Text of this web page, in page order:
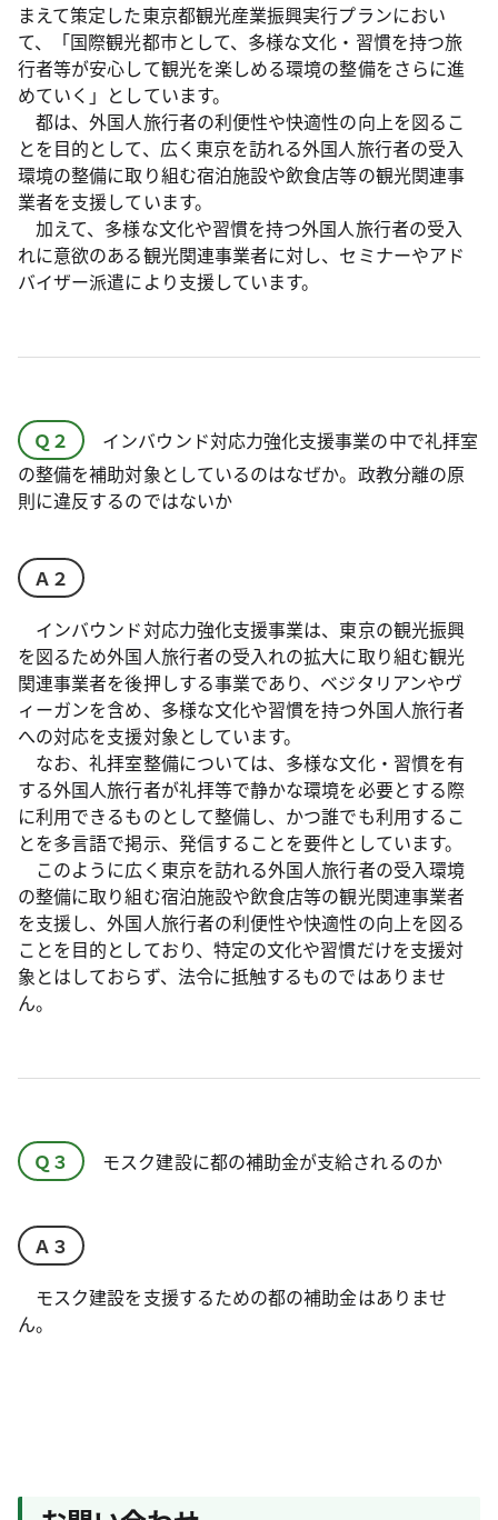
まえて策定した東京都観光産業振興実行プランにおい
て、「国際観光都市として、多様な文化・習慣を持つ旅
行者等が安心して観光を楽しめる環境の整備をさらに進
めていく」としています。
都は、外国人旅行者の利便性や快適性の向上を図るこ
とを目的として、広く東京を訪れる外国人旅行者の受入
環境の整備に取り組む宿泊施設や飲食店等の観光関連事
業者を支援しています。
加えて、多様な文化や習慣を持つ外国人旅行者の受入
れに意欲のある観光関連事業者に対し、セミナーやアド
バイザー派遣により支援しています。
Ｑ２
インバウンド対応力強化支援事業の中で礼拝室
の整備を補助対象としているのはなぜか。政教分離の原
則に違反するのではないか
Ａ２
インバウンド対応力強化支援事業は、東京の観光振興
を図るため外国人旅行者の受入れの拡大に取り組む観光
関連事業者を後押しする事業であり、ベジタリアンやヴ
ィーガンを含め、多様な文化や習慣を持つ外国人旅行者
への対応を支援対象としています。
なお、礼拝室整備については、多様な文化・習慣を有
する外国人旅行者が礼拝等で静かな環境を必要とする際
に利用できるものとして整備し、かつ誰でも利用するこ
とを多言語で掲示、発信することを要件としています。
このように広く東京を訪れる外国人旅行者の受入環境
の整備に取り組む宿泊施設や飲食店等の観光関連事業者
を支援し、外国人旅行者の利便性や快適性の向上を図る
ことを目的としており、特定の文化や習慣だけを支援対
象とはしておらず、法令に抵触するものではありませ
ん。
Ｑ３ モスク建設に都の補助金が支給されるのか
Ａ３
モスク建設を支援するための都の補助金はありませ
ん。